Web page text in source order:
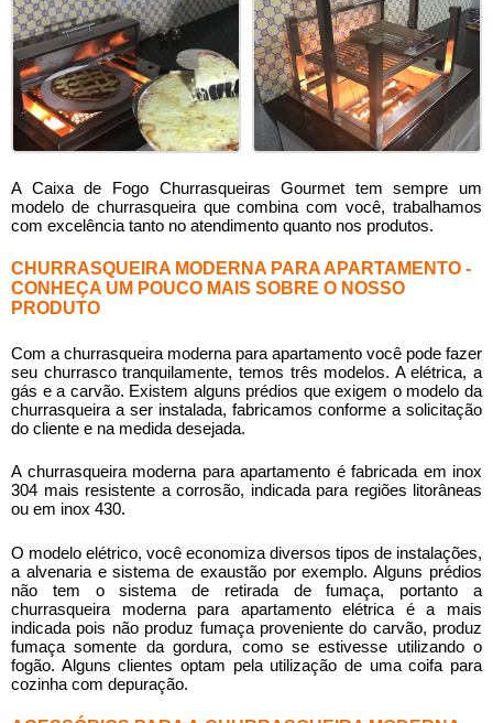
A Caixa de Fogo Churrasqueiras Gourmet tem sempre um
modelo de churrasqueira que combina com você, trabalhamos
com excelência tanto no atendimento quanto nos produtos.
CHURRASQUEIRA MODERNA PARA APARTAMENTO -
CONHEÇA UM POUCO MAIS SOBRE O NOSSO
PRODUTO
Com a churrasqueira moderna para apartamento você pode fazer
seu churrasco tranquilamente, temos três modelos. A elétrica, a
gás e a carvão. Existem alguns prédios que exigem o modelo da
churrasqueira a ser instalada, fabricamos conforme a solicitação
do cliente e na medida desejada.
A churrasqueira moderna para apartamento é fabricada em inox
304 mais resistente a corrosão, indicada para regiões litorâneas
ou em inox 430.
O modelo elétrico, você economiza diversos tipos de instalações,
a alvenaria e sistema de exaustão por exemplo. Alguns prédios
não tem o sistema de retirada de fumaça, portanto a
churrasqueira moderna para apartamentoelétrica é a mais
indicada pois não produz fumaça proveniente do carvão, produz
fumaça somente da gordura, como se estivesse utilizando o
fogão. Alguns clientes optam pela utilização de uma coifa para
cozinha com depuração.